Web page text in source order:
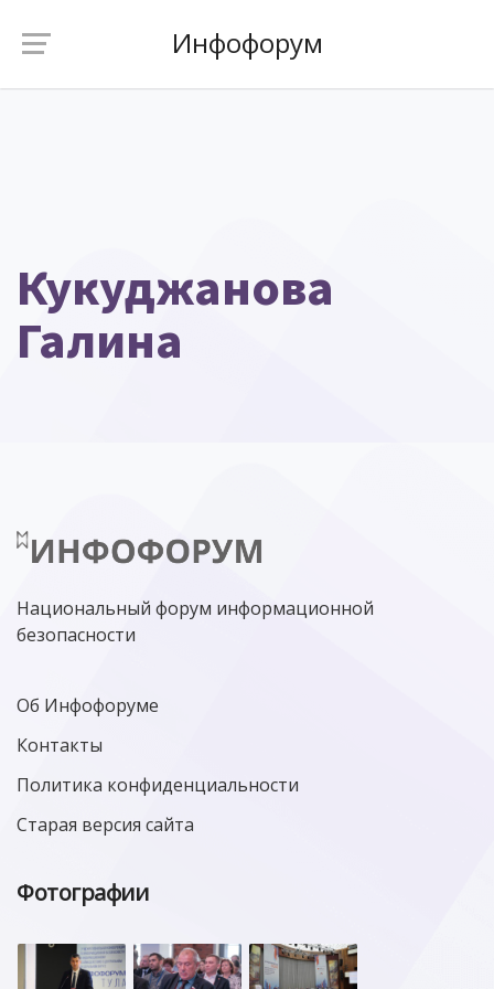
Инфофорум
Кукуджанова
Галина
Национальный форум информационной
безопасности
Об Инфофоруме
Контакты
Политика конфиденциальности
Старая версия сайта
Фотографии